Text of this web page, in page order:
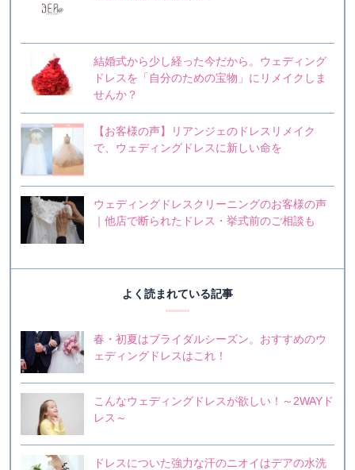
結婚式から少し経った今だから。ウェディング
ドレスを「自分のための宝物」にリメイクしま
せんか？
【お客様の声】リアンジェのドレスリメイク
で、ウェディングドレスに新しい命を
ウェディングドレスクリーニングのお客様の声
｜他店で断られたドレス・挙式前のご相談も
よく読まれている記事
春・初夏はブライダルシーズン。おすすめのウ
ェディングドレスはこれ！
こんなウェディングドレスが欲しい！～2WAYド
レス～
ドレスについた強力な汗のニオイはデアの水洗